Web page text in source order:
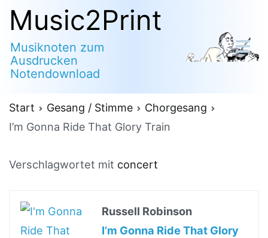
Zum
Inhalt
springen
Music2Print
Musiknoten zum
Ausdrucken
Notendownload
Start Gesang / Stimme
Chorgesang
I’m Gonna Ride That Glory Train
Verschlagwortet mit concert
Russell Robinson
I’m Gonna Ride That Glory